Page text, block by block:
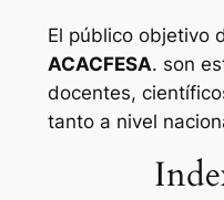
El público objetivo
ACACFESA. son
docentes,
tanto a nivel